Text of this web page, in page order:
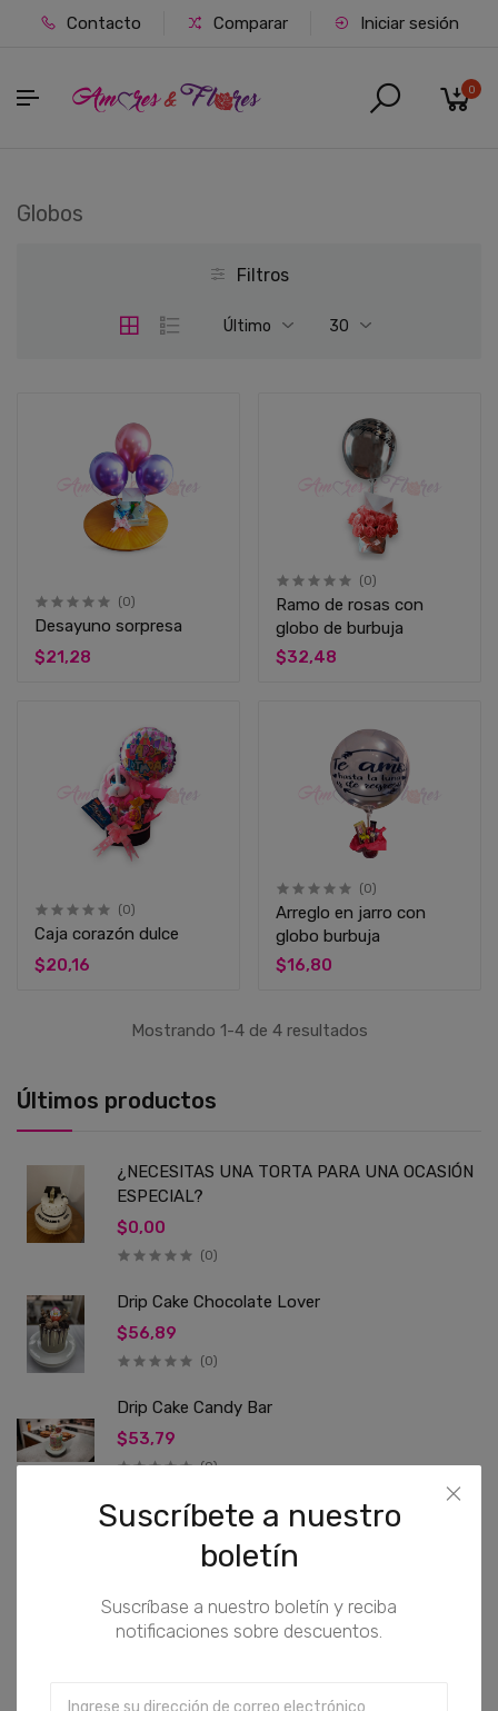
Contacto Comparar Iniciar sesión
0
Últimos productos
¿NECESITAS UNA TORTA PARA UNA OCASIÓN
ESPECIAL?
$0,00
(0)
Drip Cake Chocolate Lover
$56,89
(0)
Drip Cake Candy Bar
$53,79
(0)
Torta Praliné
Brazo Gitano
Globos
Filtros
Último 30
(0)
Desayuno sorpresa
$21,28
(0)
Ramo de rosas con
globo de burbuja
$32,48
(0)
Caja corazón dulce
$20,16
(0)
Arreglo en jarro con
globo burbuja
$16,80
Mostrando 1-4 de 4 resultados
Suscríbete a nuestro
boletín
Suscríbase a nuestro boletín y reciba
notificaciones sobre descuentos.